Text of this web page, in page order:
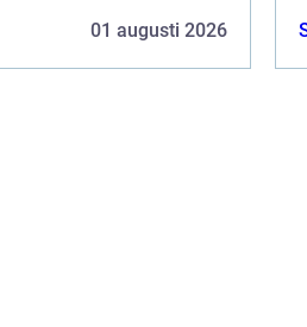
01 augusti 2026